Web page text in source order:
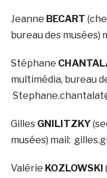
Jeanne BECART
bureau des
Stéphane
multimédia, bureau
Gilles GNILITZKY
musées) mail:
Valérie KOZLOWSKI